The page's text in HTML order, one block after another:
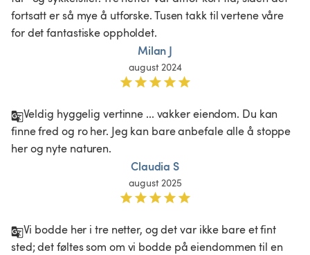
fortsatt er så mye å utforske. Tusen takk til vertene våre
for det fantastiske oppholdet.
Milan J
august 2024
Veldig hyggelig vertinne ... vakker eiendom. Du kan
finne fred og ro her. Jeg kan bare anbefale alle å stoppe
her og nyte naturen.
Claudia S
august 2025
Vi bodde her i tre netter, og det var ikke bare et fint
sted; det føltes som om vi bodde på eiendommen til en